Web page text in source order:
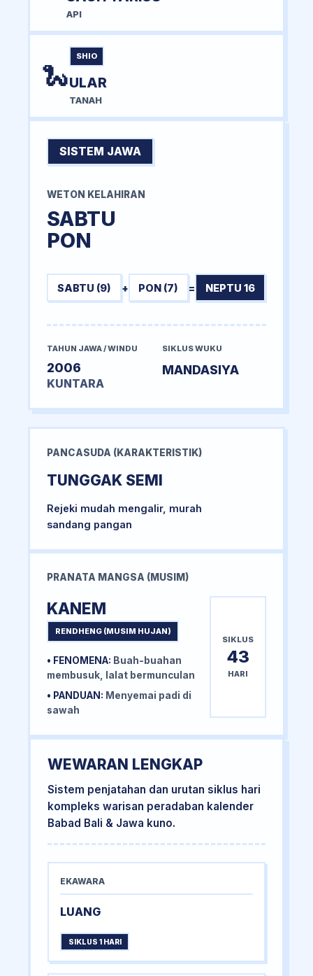
API
🐍
SHIO
ULAR
TANAH
SISTEM JAWA
WETON KELAHIRAN
SABTU
PON
SABTU (9) + PON (7) = NEPTU 16
TAHUN JAWA / WINDU
2006
KUNTARA
SIKLUS WUKU
MANDASIYA
PANCASUDA (KARAKTERISTIK)
TUNGGAK SEMI
Rejeki mudah mengalir, murah
sandang pangan
PRANATA MANGSA (MUSIM)
KANEM
RENDHENG (MUSIM HUJAN)
• FENOMENA: Buah-buahan
membusuk, lalat bermunculan
• PANDUAN: Menyemai padi di
sawah
SIKLUS
43
HARI
WEWARAN LENGKAP
Sistem penjatahan dan urutan siklus hari
kompleks warisan peradaban kalender
Babad Bali & Jawa kuno.
EKAWARA
LUANG
SIKLUS 1 HARI